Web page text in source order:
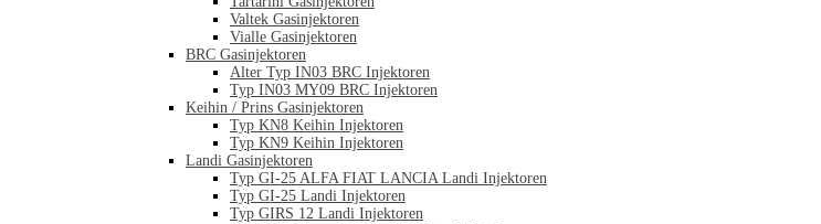
Valtek Gasinjektoren
Vialle Gasinjektoren
BRC Gasinjektoren
Alter Typ IN03 BRC Injektoren
Typ IN03 MY09 BRC Injektoren
Keihin / Prins Gasinjektoren
Typ KN8 Keihin Injektoren
Typ KN9 Keihin Injektoren
Landi Gasinjektoren
Typ GI-25 ALFA FIAT LANCIA Landi Injektoren
Typ GI-25 Landi Injektoren
Typ GIRS 12 Landi Injektoren